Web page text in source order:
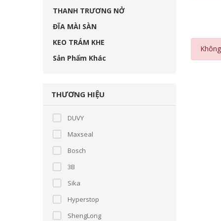
THANH TRƯƠNG NỞ
ĐĨA MÀI SÀN
KEO TRÁM KHE
Sản Phẩm Khác
THƯƠNG HIỆU
DUVY
Maxseal
Bosch
3B
Sika
Hyperstop
ShengLong